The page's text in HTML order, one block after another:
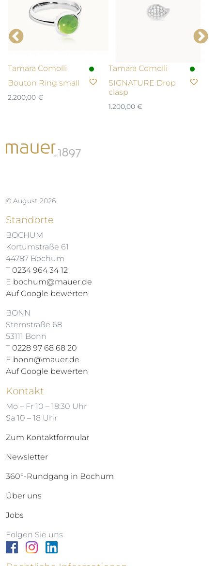
Tamara Comolli
Bouton Ring small
2.200,00 €
Tamara Comolli
SIGNATURE Drop
clasp
1.200,00 €
© August 2026
Standorte
BOCHUM
Kortumstraße 61
44787 Bochum
T 0234 964 34 12
E bochum@mauer.de
Auf Google bewerten
BONN
Sternstraße 68
53111 Bonn
T 0228 97 68 68 20
E bonn@mauer.de
Auf Google bewerten
Kontakt
Mo – Fr 10 – 18:30 Uhr
Sa 10 – 18 Uhr
Zum Kontaktformular
Newsletter
360°-Rundgang in Bochum
Über uns
Jobs
Folgen Sie uns